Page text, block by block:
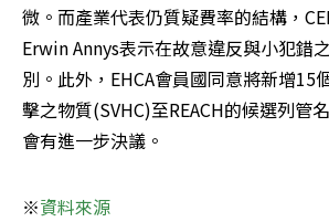
微。而產業代表仍質疑費率的結構，
Erwin Annys表示在故意違反與小犯錯
別。此外，EHCA會員國同意將新增15
擊之物質(SVHC)至REACH的候選列管
會有進一步決議。
※